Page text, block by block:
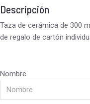
Descripción
Taza de cerámica de 300
de regalo de cartón
Nombre